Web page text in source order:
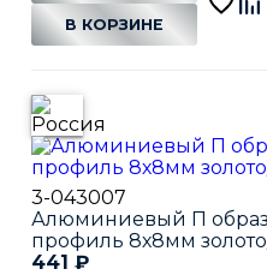
В КОРЗИНЕ
3-043007
Алюминиевый П
профиль 8х8мм
441 ₽